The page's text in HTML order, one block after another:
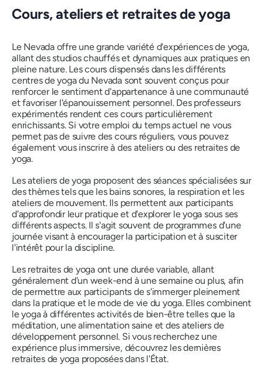
Cours, ateliers et retraites de yoga
Le Nevada offre une grande variété d'expériences de yoga,
allant des studios chauffés et dynamiques aux pratiques en
pleine nature. Les cours dispensés dans les différents
centres de yoga du Nevada sont souvent conçus pour
renforcer le sentiment d'appartenance à une communauté
et favoriser l'épanouissement personnel. Des professeurs
expérimentés rendent ces cours particulièrement
enrichissants. Si votre emploi du temps actuel ne vous
permet pas de suivre des cours réguliers, vous pouvez
également vous inscrire à des ateliers ou des retraites de
yoga.
Les ateliers de yoga proposent des séances spécialisées sur
des thèmes tels que les bains sonores, la respiration et les
ateliers de mouvement. Ils permettent aux participants
d'approfondir leur pratique et d'explorer le yoga sous ses
différents aspects. Il s'agit souvent de programmes d'une
journée visant à encourager la participation et à susciter
l'intérêt pour la discipline.
Les retraites de yoga ont une durée variable, allant
généralement d'un week-end à une semaine ou plus, afin
de permettre aux participants de s'immerger pleinement
dans la pratique et le mode de vie du yoga. Elles combinent
le yoga à différentes activités de bien-être telles que la
méditation, une alimentation saine et des ateliers de
développement personnel. Si vous recherchez une
expérience plus immersive, découvrez les dernières
retraites de yoga proposées dans l'État.